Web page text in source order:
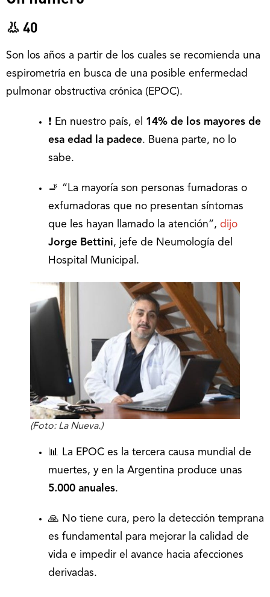
👃 40
Son los años a partir de los cuales se recomienda una
espirometría en busca de una posible enfermedad
pulmonar obstructiva crónica (EPOC).
❗️ En nuestro país, el 14% de los mayores de
esa edad la padece. Buena parte, no lo
sabe.
🚬 “La mayoría son personas fumadoras o
exfumadoras que no presentan síntomas
que les hayan llamado la atención”, dijo
Jorge Bettini, jefe de Neumología del
Hospital Municipal.
(Foto: La Nueva.)
📊 La EPOC es la tercera causa mundial de
muertes, y en la Argentina produce unas
5.000 anuales.
🙏 No tiene cura, pero la detección temprana
es fundamental para mejorar la calidad de
vida e impedir el avance hacia afecciones
derivadas.